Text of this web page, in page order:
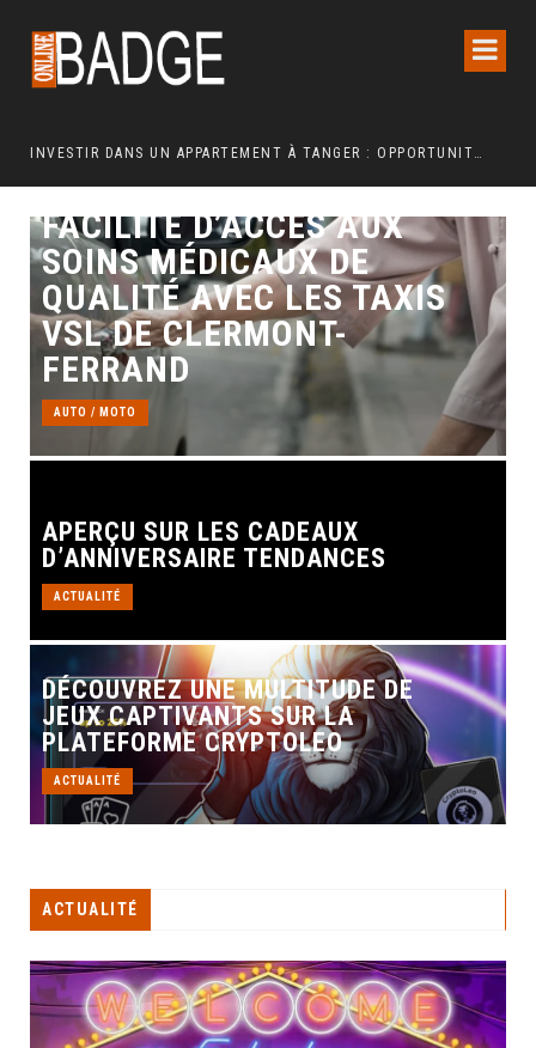
INVESTIR DANS UN APPARTEMENT À TANGER : OPPORTUNITÉS ET POINTS ESSENTIELS À CONNAÎTRE
FACILITÉ D’ACCÈS AUX
SOINS MÉDICAUX DE
QUALITÉ AVEC LES TAXIS
VSL DE CLERMONT-
FERRAND
AUTO / MOTO
APERÇU SUR LES CADEAUX
D’ANNIVERSAIRE TENDANCES
ACTUALITÉ
DÉCOUVREZ UNE MULTITUDE DE
JEUX CAPTIVANTS SUR LA
PLATEFORME CRYPTOLEO
ACTUALITÉ
ACTUALITÉ